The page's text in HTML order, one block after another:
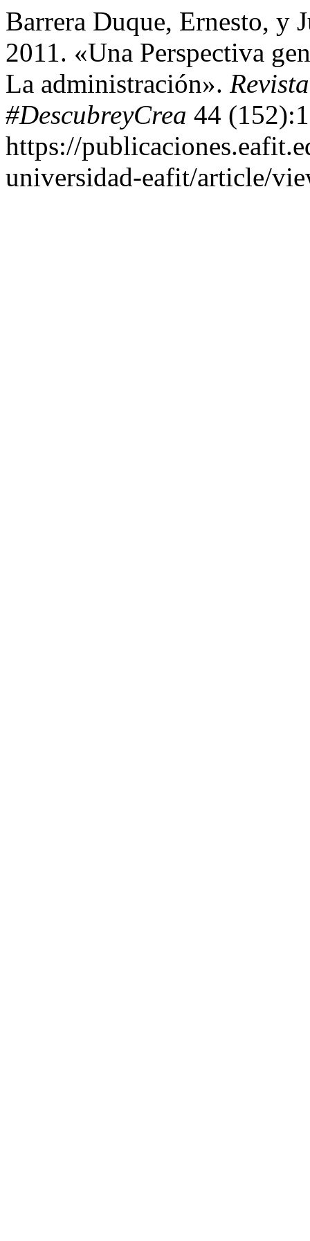
Barrera Duque, Ernesto, y
2011. «Una Perspectiva
La administración».
#DescubreyCrea 44
https://
universidad-eafit/article/